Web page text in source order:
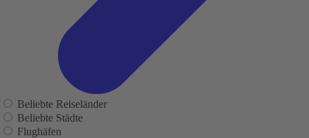
Beliebte Reiseländer
Beliebte Städte
Flughäfen